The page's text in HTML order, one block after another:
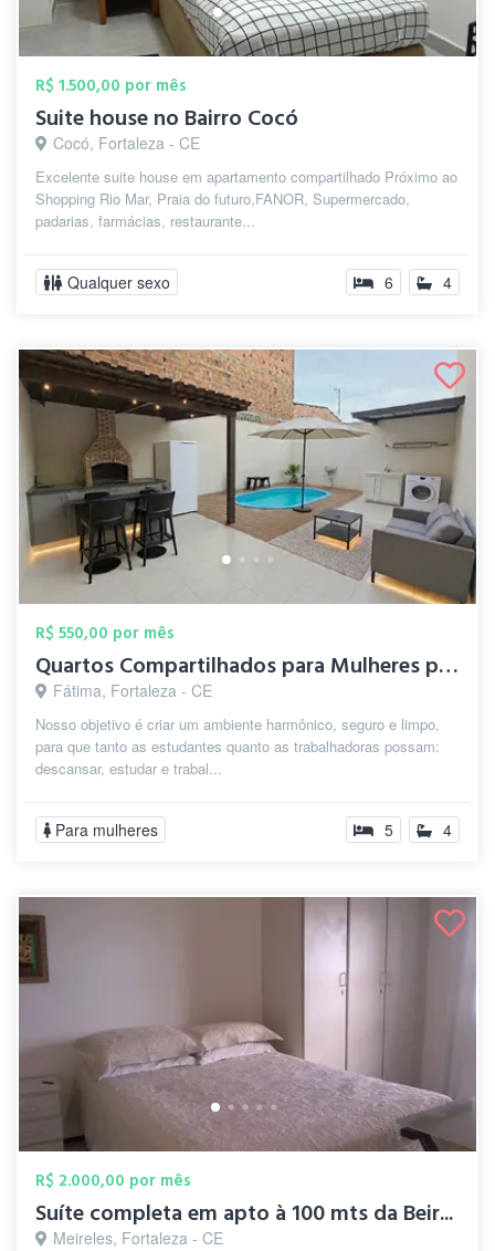
R$ 1.500,00 por mês
Suite house no Bairro Cocó
Cocó, Fortaleza - CE
Excelente suite house em apartamento compartilhado Próximo ao
Shopping Rio Mar, Praia do futuro,FANOR, Supermercado,
padarias, farmácias, restaurante...
Qualquer sexo 6 4
R$ 550,00 por mês
Quartos Compartilhados para Mulheres prx...
Fátima, Fortaleza - CE
Nosso objetivo é criar um ambiente harmônico, seguro e limpo,
para que tanto as estudantes quanto as trabalhadoras possam:
descansar, estudar e trabal...
Para mulheres 5 4
R$ 2.000,00 por mês
Suíte completa em apto à 100 mts da Beir...
Meireles, Fortaleza - CE